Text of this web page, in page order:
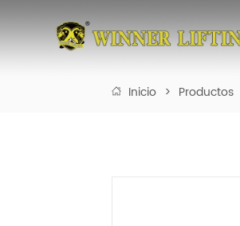
Inicio > Productos